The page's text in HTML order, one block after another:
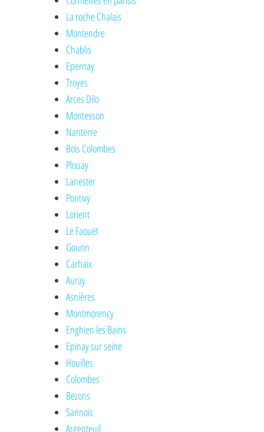
La roche Chalais
Montendre
Chablis
Epernay
Troyes
Arces Dilo
Montesson
Nanterre
Bois Colombes
Plouay
Lanester
Pontivy
Lorient
Le Faouët
Gourin
Carhaix
Auray
Asnières
Montmorency
Enghien les Bains
Epinay sur seine
Houilles
Colombes
Bezons
Sannois
Argenteuil